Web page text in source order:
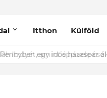
Itthon Külföld
Ibolyát, amint épp vele